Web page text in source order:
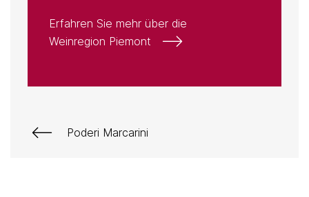
Erfahren Sie mehr über die
Weinregion Piemont
Poderi Marcarini